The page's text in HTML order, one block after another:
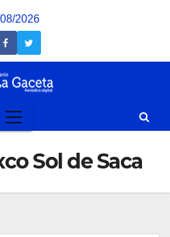
2026
Sol de Saca